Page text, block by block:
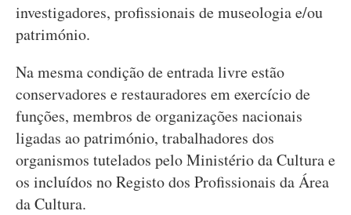
investigadores, profissionais de museologia e/ou
património.
Na mesma condição de entrada livre estão
conservadores e restauradores em exercício de
funções, membros de organizações nacionais
ligadas ao património, trabalhadores dos
organismos tutelados pelo Ministério da Cultura e
os incluídos no Registo dos Profissionais da Área
da Cultura.